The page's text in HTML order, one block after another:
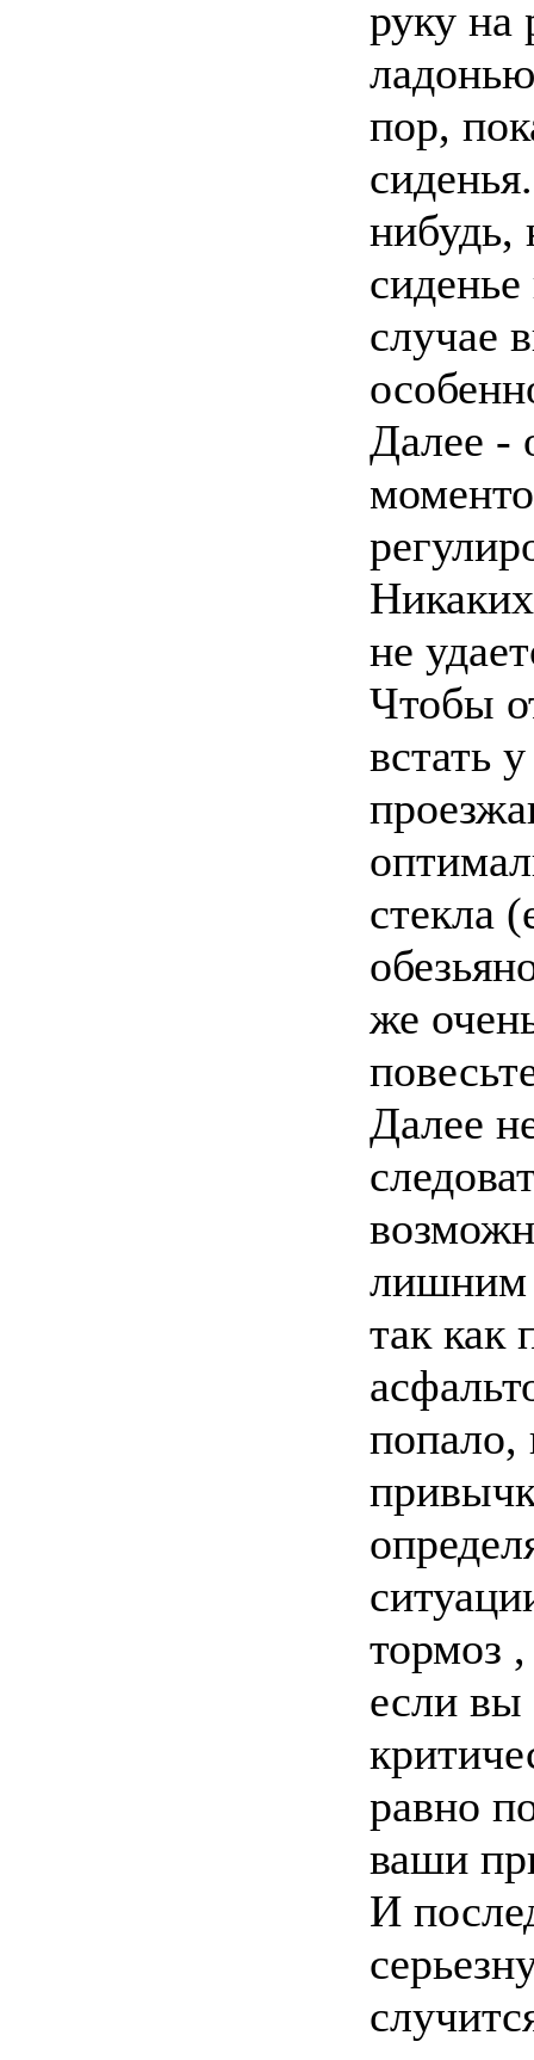
руку на
пор,
нибудь,
случае
Далее -
не
Чтобы
встать
стекла
же
Далее
лишним
так как
попало,
тормоз
если вы
равно
ваши
И